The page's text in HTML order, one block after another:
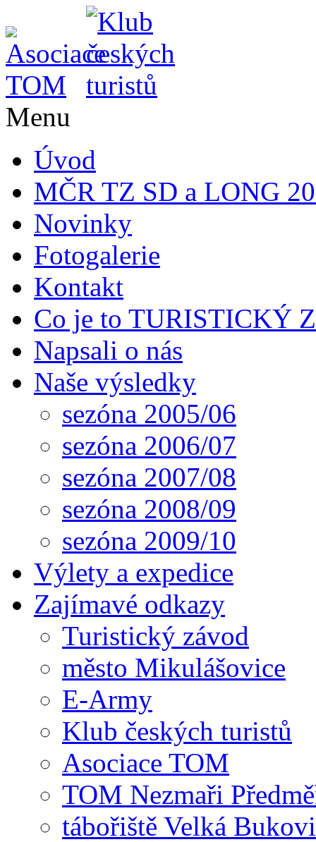
Menu
Úvod
MČR TZ SD a LONG
Novinky
Fotogalerie
Kontakt
Co je to TURISTICKÝ
Napsali o nás
Naše výsledky
sezóna 2005/06
sezóna 2006/07
sezóna 2007/08
sezóna 2008/09
sezóna 2009/10
Výlety a expedice
Zajímavé odkazy
Turistický závod
město Mikulášovice
E-Army
Klub českých turistů
Asociace TOM
TOM Nezmaři
tábořiště Velká